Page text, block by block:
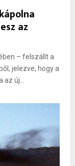
az
– felszállt a
jelezve, hogy a
új...